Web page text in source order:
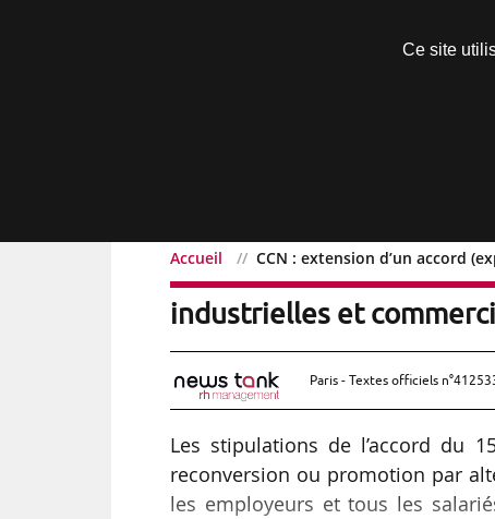
Accueil CCN : extension d’un accord
CCN : extension d’un
industrielles et
Paris - Textes officiels
Les stipulations de l’accord du
reconversion ou promotion par
les employeurs et tous les
Ce site